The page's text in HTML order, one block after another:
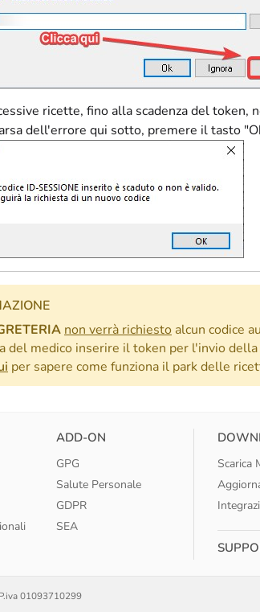
ricette, fino alla scadenza del token,
dell'errore qui sotto, premere il tasto
non verrà richiesto alcun codice
del medico inserire il token per l'invio
per sapere come funziona il park delle
ADD-ON
GPG
Salute Personale
GDPR
SEA
Scarica
01093710299